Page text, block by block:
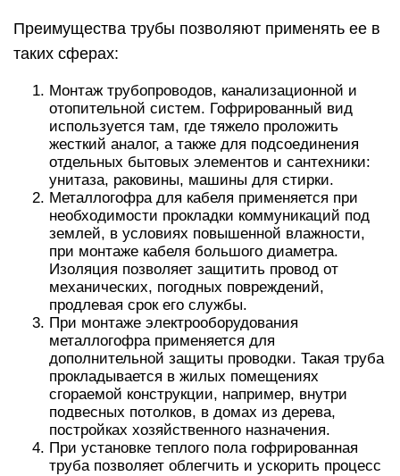
Преимущества трубы позволяют применять ее в
таких сферах:
Монтаж трубопроводов, канализационной и
отопительной систем. Гофрированный вид
используется там, где тяжело проложить
жесткий аналог, а также для подсоединения
отдельных бытовых элементов и сантехники:
унитаза, раковины, машины для стирки.
Металлогофра для кабеля применяется при
необходимости прокладки коммуникаций под
землей, в условиях повышенной влажности,
при монтаже кабеля большого диаметра.
Изоляция позволяет защитить провод от
механических, погодных повреждений,
продлевая срок его службы.
При монтаже электрооборудования
металлогофра применяется для
дополнительной защиты проводки. Такая труба
прокладывается в жилых помещениях
сгораемой конструкции, например, внутри
подвесных потолков, в домах из дерева,
постройках хозяйственного назначения.
При установке теплого пола гофрированная
труба позволяет облегчить и ускорить процесс